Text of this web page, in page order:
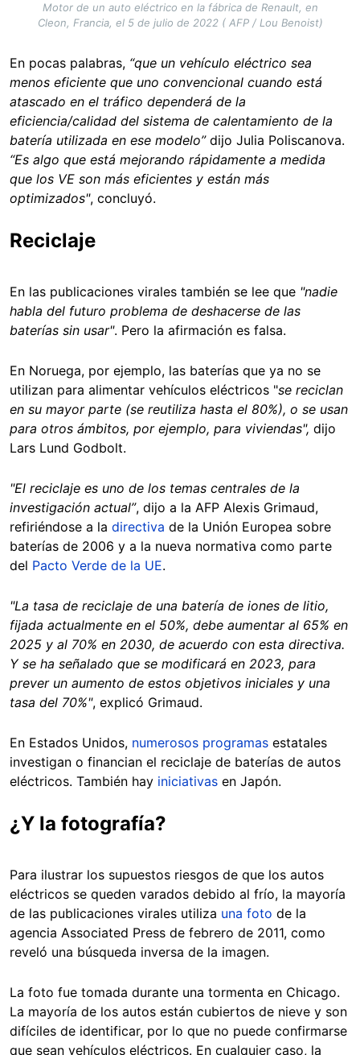
Motor de un auto eléctrico en la fábrica de Renault, en
Cleon, Francia, el 5 de julio de 2022 ( AFP / Lou Benoist)
En pocas palabras, “que un vehículo eléctrico sea
menos eficiente que uno convencional cuando está
atascado en el tráfico dependerá de la
eficiencia/calidad del sistema de calentamiento de la
batería utilizada en ese modelo”dijo Julia Poliscanova.
“Es algo que está mejorando rápidamente a medida
que los VE son más eficientes y están más
optimizados", concluyó.
Reciclaje
En las publicaciones virales también se lee que "nadie
habla del futuro problema de deshacerse de las
baterías sin usar". Pero la afirmación es falsa.
En Noruega, por ejemplo, las baterías que ya no se
utilizan para alimentar vehículos eléctricos "se reciclan
en su mayor parte (se reutiliza hasta el 80%), o se usan
para otros ámbitos, por ejemplo, para viviendas", dijo
Lars Lund Godbolt.
"El reciclaje es uno de los temas centrales de la
investigación actual”, dijo a la AFP Alexis Grimaud,
refiriéndose a la directiva de la Unión Europea sobre
baterías de 2006 y a la nueva normativa como parte
del Pacto Verde de la UE.
"La tasa de reciclaje de una batería de iones de litio,
fijada actualmente en el 50%, debe aumentar al 65% en
2025 y al 70% en 2030, de acuerdo con esta directiva.
Y se ha señalado que se modificará en 2023, para
prever un aumento de estos objetivos iniciales y una
tasa del 70%", explicó Grimaud.
En Estados Unidos, numerosos programas estatales
investigan o financian el reciclaje de baterías de autos
eléctricos. También hay iniciativas en Japón.
¿Y la fotografía?
Para ilustrar los supuestos riesgos de que los autos
eléctricos se queden varados debido al frío, la mayoría
de las publicaciones virales utiliza una foto de la
agencia Associated Press de febrero de 2011, como
reveló una búsqueda inversa de la imagen.
La foto fue tomada durante una tormenta en Chicago.
La mayoría de los autos están cubiertos de nieve y son
difíciles de identificar, por lo que no puede confirmarse
que sean vehículos eléctricos. En cualquier caso, la